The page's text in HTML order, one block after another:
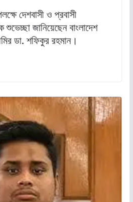
দেশবাসী ও প্রবাসী
শুভেচ্ছা জানিয়েছেন বাংলাদেশ
ডা. শফিকুর রহমান।